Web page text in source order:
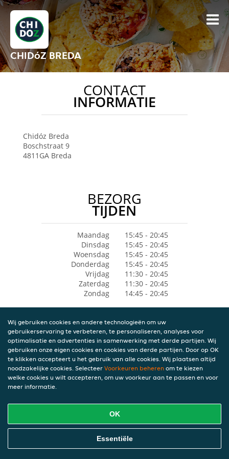
CHIDóZ BREDA
CONTACT
INFORMATIE
Chidóz Breda
Boschstraat 9
4811GA Breda
BEZORG
TIJDEN
Maandag
15:45 - 20:45
Dinsdag
15:45 - 20:45
Woensdag
15:45 - 20:45
Donderdag
15:45 - 20:45
Vrijdag
11:30 - 20:45
Zaterdag
11:30 - 20:45
Zondag
14:45 - 20:45
Wij gebruiken cookies en andere technologieën om uw
gebruikerservaring te verbeteren, te personaliseren, analyses voor
optimalisatie en advertenties in samenwerking met derde partijen. Wij
gebruiken onze eigen cookies en cookies van derde partijen. Door op OK
te klikken accepteert u het gebruik van alle cookies. Wij plaatsen altijd
noodzakelijke cookies. Selecteer Voorkeuren beheren om te kiezen
welke cookies u wilt accepteren, om uw voorkeur aan te passen en voor
meer informatie.
OK
Essentiële